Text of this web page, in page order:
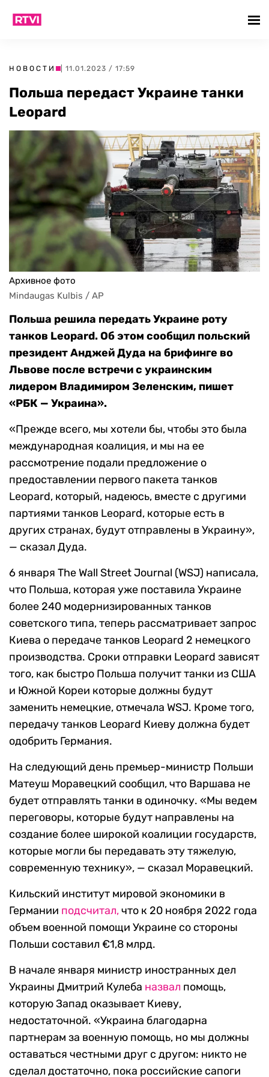
НОВОСТИ | 11.01.2023 / 17:59
Польша передаст Украине танки
Leopard
Архивное фото
Mindaugas Kulbis / AP
Польша решила передать Украине роту
танков Leopard. Об этом сообщил польский
президент Анджей Дуда на брифинге во
Львове после встречи с украинским
лидером Владимиром Зеленским, пишет
«РБК — Украина».
«Прежде всего, мы хотели бы, чтобы это была
международная коалиция, и мы на ее
рассмотрение подали предложение о
предоставлении первого пакета танков
Leopard, который, надеюсь, вместе с другими
партиями танков Leopard, которые есть в
других странах, будут отправлены в Украину»,
— сказал Дуда.
6 января The Wall Street Journal (WSJ) написала,
что Польша, которая уже поставила Украине
более 240 модернизированных танков
советского типа, теперь рассматривает запрос
Киева о передаче танков Leopard 2 немецкого
производства. Сроки отправки Leopard зависят
того, как быстро Польша получит танки из США
и Южной Кореи которые должны будут
заменить немецкие, отмечала WSJ. Кроме того,
передачу танков Leopard Киеву должна будет
одобрить Германия.
На следующий день премьер-министр Польши
Матеуш Моравецкий сообщил, что Варшава не
будет отправлять танки в одиночку. «Мы ведем
переговоры, которые будут направлены на
создание более широкой коалиции государств,
которые могли бы передавать эту тяжелую,
современную технику», — сказал Моравецкий.
Кильский институт мировой экономики в
Германии подсчитал,что к 20 ноября 2022 года
объем военной помощи Украине со стороны
Польши составил €1,8 млрд.
В начале января министр иностранных дел
Украины Дмитрий Кулеба назвал помощь,
которую Запад оказывает Киеву,
недостаточной. «Украина благодарна
партнерам за военную помощь, но мы должны
оставаться честными друг с другом: никто не
сделал достаточно, пока российские сапоги